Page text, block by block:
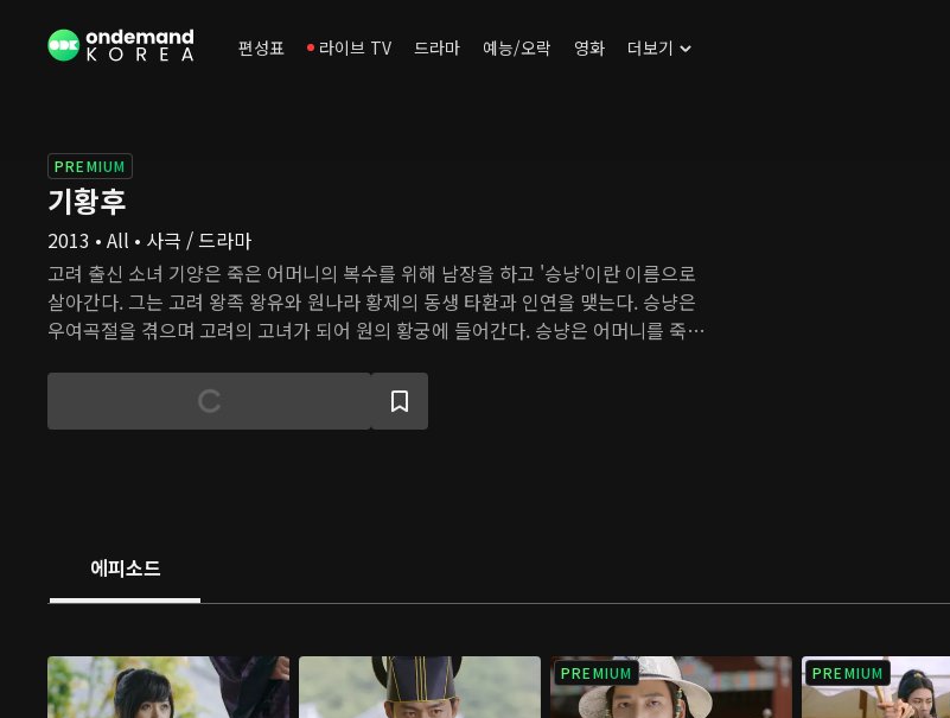
편성표 라이브 TV 드라마 예능/오락 영화 더보기
PREMIUM
기황후
2013 • All • 사극 / 드라마
고려 출신 소녀 기양은 죽은 어머니의 복수를 위해 남장을 하고 '승냥'이란 이름으로
살아간다. 그는 고려 왕족 왕유와 원나라 황제의 동생 타환과 인연을 맺는다. 승냥은
우여곡절을 겪으며 고려의 고녀가 되어 원의 황궁에 들어간다. 승냥은 어머니를 죽인
이고, 황제가 된 타환의 후궁이 되고 마침내 황후가 된다.
에피소드
PREMIUM PREMIUM